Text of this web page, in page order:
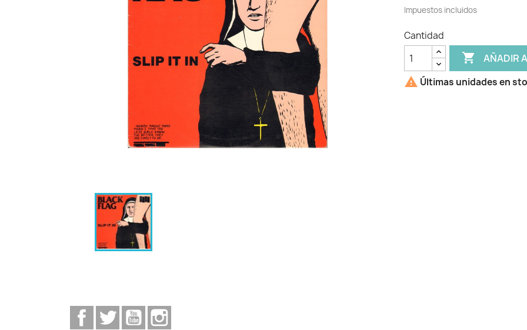
Impuestos incluidos
Cantidad
 AÑADIR
 Últimas unidades en
FacebookTwitterYouTube